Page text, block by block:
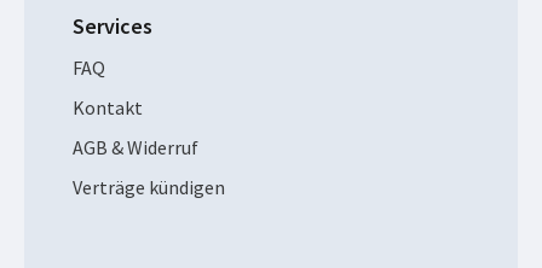
Services
FAQ
Kontakt
AGB & Widerruf
Verträge kündigen